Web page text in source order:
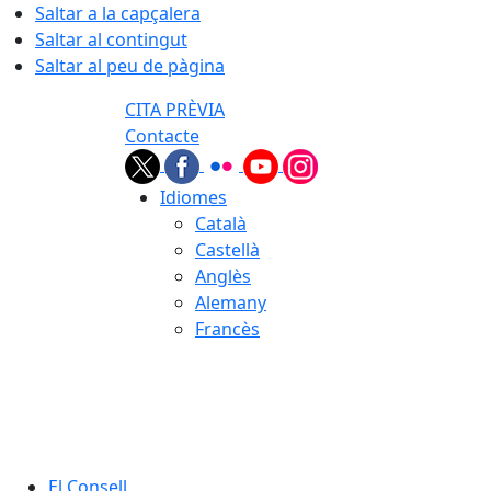
Saltar a la capçalera
Saltar al contingut
Saltar al peu de pàgina
CITA PRÈVIA
Contacte
Idiomes
Català
Castellà
Anglès
Alemany
Francès